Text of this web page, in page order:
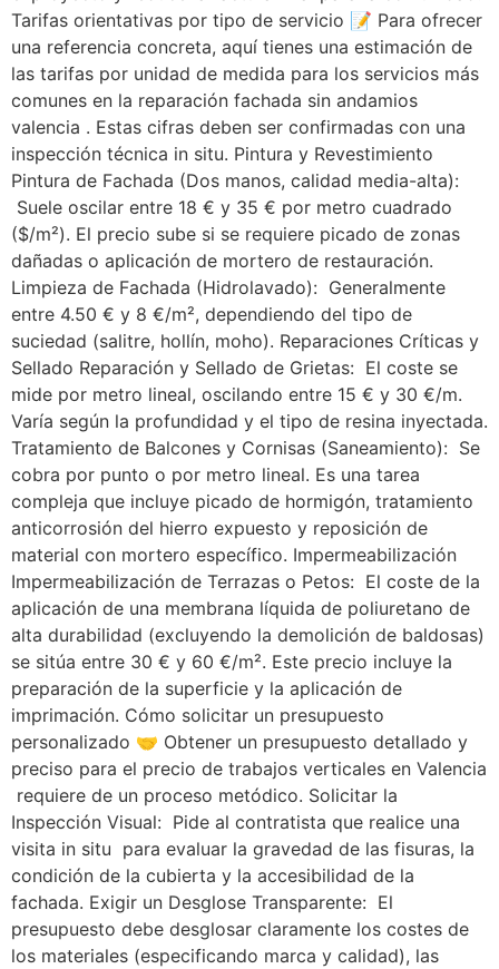
Tarifas orientativas por tipo de servicio 📝 Para ofrecer
una referencia concreta, aquí tienes una estimación de
las tarifas por unidad de medida para los servicios más
comunes en la reparación fachada sin andamios
valencia . Estas cifras deben ser confirmadas con una
inspección técnica in situ. Pintura y Revestimiento
Pintura de Fachada (Dos manos, calidad media-alta):
Suele oscilar entre 18 € y 35 € por metro cuadrado
($/m²). El precio sube si se requiere picado de zonas
dañadas o aplicación de mortero de restauración.
Limpieza de Fachada (Hidrolavado): Generalmente
entre 4.50 € y 8 €/m², dependiendo del tipo de
suciedad (salitre, hollín, moho). Reparaciones Críticas y
Sellado Reparación y Sellado de Grietas: El coste se
mide por metro lineal, oscilando entre 15 € y 30 €/m.
Varía según la profundidad y el tipo de resina inyectada.
Tratamiento de Balcones y Cornisas (Saneamiento): Se
cobra por punto o por metro lineal. Es una tarea
compleja que incluye picado de hormigón, tratamiento
anticorrosión del hierro expuesto y reposición de
material con mortero específico. Impermeabilización
Impermeabilización de Terrazas o Petos: El coste de la
aplicación de una membrana líquida de poliuretano de
alta durabilidad (excluyendo la demolición de baldosas)
se sitúa entre 30 € y 60 €/m². Este precio incluye la
preparación de la superficie y la aplicación de
imprimación. Cómo solicitar un presupuesto
personalizado 🤝 Obtener un presupuesto detallado y
preciso para el precio de trabajos verticales en Valencia
requiere de un proceso metódico. Solicitar la
Inspección Visual: Pide al contratista que realice una
visita in situ para evaluar la gravedad de las fisuras, la
condición de la cubierta y la accesibilidad de la
fachada. Exigir un Desglose Transparente: El
presupuesto debe desglosar claramente los costes de
los materiales (especificando marca y calidad), las